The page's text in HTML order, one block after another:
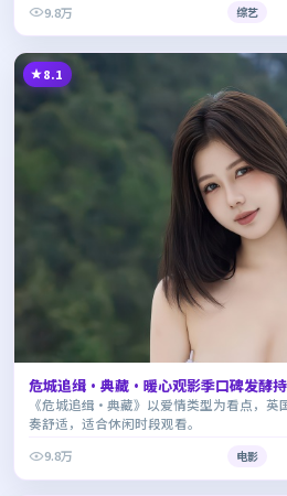
9.8万
综艺
8.1
危城追缉·典藏·暖心观影季口碑发酵
《危城追缉·典藏》以爱情类型为看点，英
奏舒适，适合休闲时段观看。
9.8万
电影